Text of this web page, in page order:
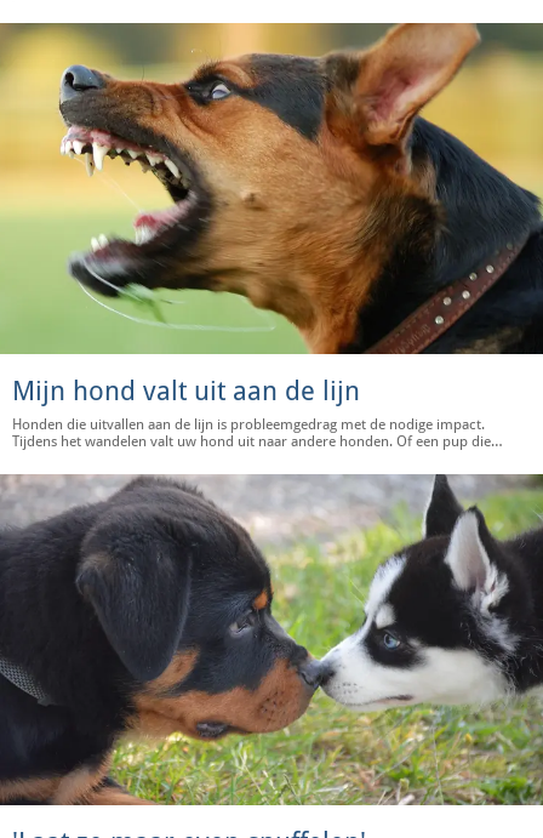
Mijn hond valt uit aan de lijn
Honden die uitvallen aan de lijn is probleemgedrag met de nodige impact.
Tijdens het wandelen valt uw hond uit naar andere honden. Of een pup die
als je hond uitvalt?